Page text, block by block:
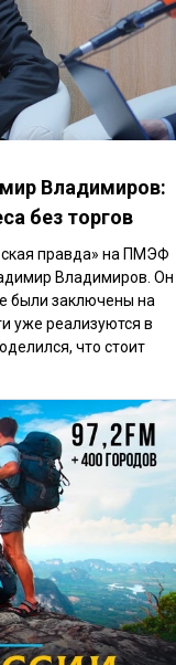
Владимиров:
без торгов
правда» на ПМЭФ
Владимиров. Он
были заключены на
уже реализуются в
что стоит